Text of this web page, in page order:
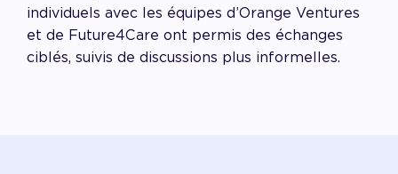
individuels avec les équipes d’Orange Ventures
et de Future4Care ont permis des échanges
ciblés, suivis de discussions plus informelles.